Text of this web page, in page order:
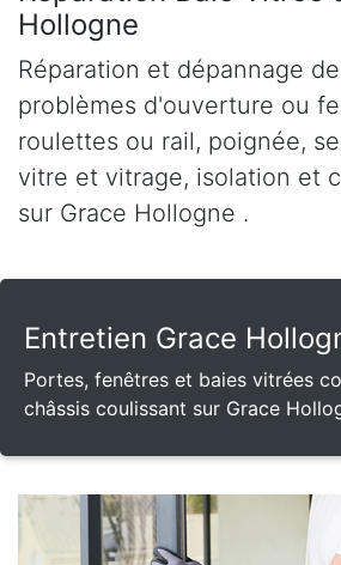
Hollogne
Réparation et dépannage
problèmes d'ouverture ou
roulettes ou rail, poignée,
vitre et vitrage, isolation et
sur Grace Hollogne .
Entretien Grace
Portes, fenêtres et baies vitrées
châssis coulissant sur Grace